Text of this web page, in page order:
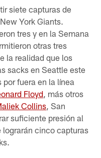
siete capturas de
York Giants.
tres y en la Semana
otras tres
la realidad que los
sacks en Seattle este
fuera en la línea
Floyd , más otros
Collins , San
suficiente presión al
cinco capturas